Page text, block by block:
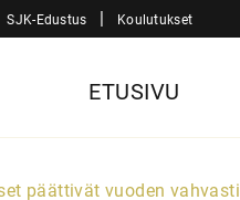
SJK-Edustus | Koulutukset
ETUSIVU
päättivät vuoden vahvasti